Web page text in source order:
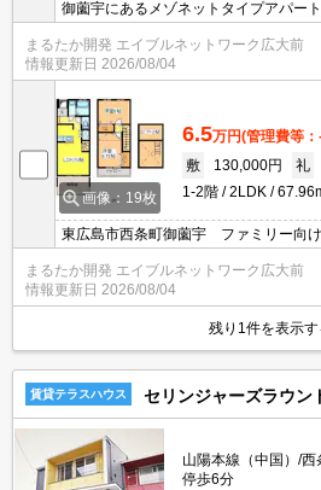
御薗宇にあるメゾネットタイプアパー
エリアまで車で5分と買い物にも便利
で外食も楽しめます♪ スポーツクラブ
ススメです！
まるたか開発 エイブルネットワーク広大前
情報更新日 2026/08/04
画像：19枚
6.5万円(管理費等：
敷
130,000円 礼
1-2階
2LDK
東広島市西条町御薗宇 ファミリー向け
パート！ 大型ショッピングセンター
利！国道375号線沿いに立地している
まるたか開発 エイブルネットワーク広大前
情報更新日 2026/08/04
残り1件を表示す
賃貸テラスハウス セリンジャーズラウン
山陽本線（中国）/
停歩6分